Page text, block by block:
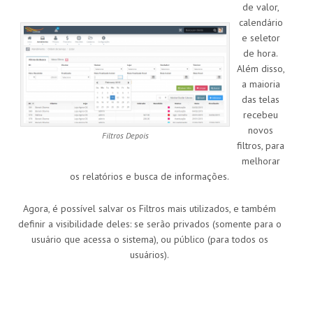
Filtros Depois
de valor,
calendário
e seletor
de hora.
Além disso,
a maioria
das telas
recebeu
novos
filtros, para
melhorar
os relatórios e busca de informações.
Agora, é possível salvar os Filtros mais utilizados, e também
definir a visibilidade deles: se serão privados (somente para o
usuário que acessa o sistema), ou público (para todos os
usuários).